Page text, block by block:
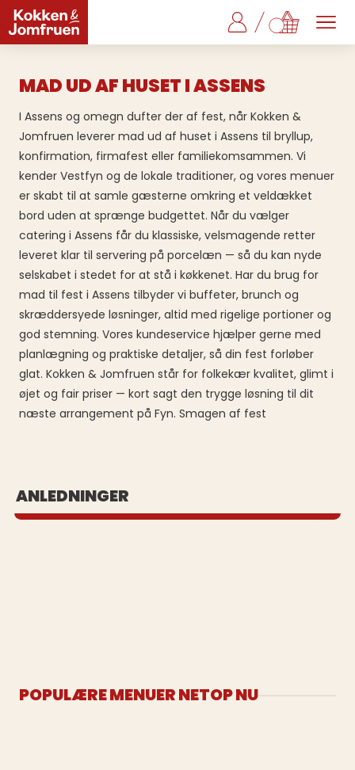
MAD UD AF HUSET I ASSENS
I Assens og omegn dufter der af fest, når Kokken &
Jomfruen leverer mad ud af huset i Assens til bryllup,
konfirmation, firmafest eller familiekomsammen. Vi
kender Vestfyn og de lokale traditioner, og vores menuer
er skabt til at samle gæsterne omkring et veldækket
bord uden at sprænge budgettet. Når du vælger
catering i Assens får du klassiske, velsmagende retter
leveret klar til servering på porcelæn — så du kan nyde
selskabet i stedet for at stå i køkkenet. Har du brug for
mad til fest i Assens tilbyder vi buffeter, brunch og
skræddersyede løsninger, altid med rigelige portioner og
god stemning. Vores kundeservice hjælper gerne med
planlægning og praktiske detaljer, så din fest forløber
glat. Kokken & Jomfruen står for folkekær kvalitet, glimt i
øjet og fair priser — kort sagt den trygge løsning til dit
næste arrangement på Fyn. Smagen af fest
ANLEDNINGER
Se vores populære buffeter
POPULÆRE MENUER NETOP NU